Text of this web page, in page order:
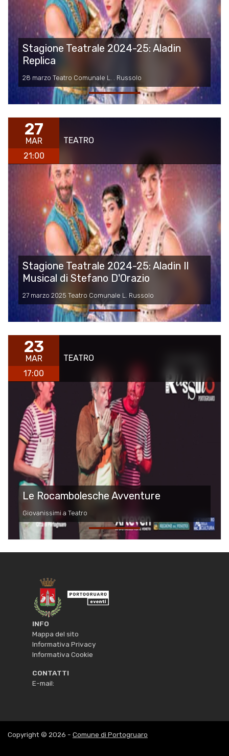
Stagione Teatrale 2024-25: Aladin
Replica
28 marzo Teatro Comunale L. . Russolo
27
MAR
21:00
TEATRO
Stagione Teatrale 2024-25: Aladin Il
Musical di Stefano D'Orazio
27 marzo 2025 Teatro Comunale L. Russolo
23
MAR
17:00
TEATRO
Le Rocambolesche Avventure
Giovanissimi a Teatro
INFO
Mappa del sito
Informativa Privacy
Informativa Cookie
CONTATTI
E-mail:
Copyright © 2026 - Comune di Portogruaro